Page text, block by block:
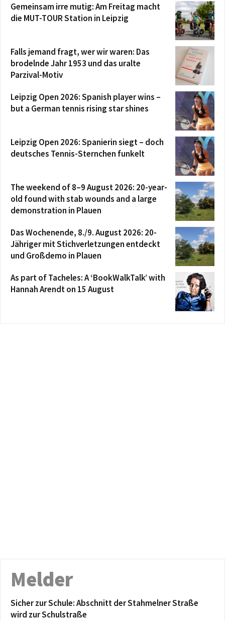
Gemeinsam irre mutig: Am Freitag macht
die MUT-TOUR Station in Leipzig
Falls jemand fragt, wer wir waren: Das
brodelnde Jahr 1953 und das uralte
Parzival-Motiv
Leipzig Open 2026: Spanish player wins –
but a German tennis rising star shines
Leipzig Open 2026: Spanierin siegt – doch
deutsches Tennis-Sternchen funkelt
The weekend of 8–9 August 2026: 20-year-
old found with stab wounds and a large
demonstration in Plauen
Das Wochenende, 8./9. August 2026: 20-
Jähriger mit Stichverletzungen entdeckt
und Großdemo in Plauen
As part of Tacheles: A ‘BookWalkTalk’ with
Hannah Arendt on 15 August
Melder
Sicher zur Schule: Abschnitt der Stahmelner Straße
wird zur Schulstraße